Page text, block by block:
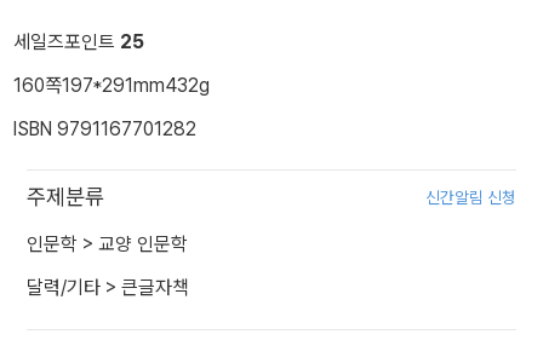
세일즈포인트 25
160쪽197*291mm432g
ISBN 9791167701282
주제분류 신간알림 신청
인문학 > 교양 인문학
달력/기타 > 큰글자책